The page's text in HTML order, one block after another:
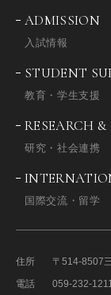
ADMISSION
入試情報
STUDENT
教育・学生支援
RESEARCH
研究・社会連携
国際交流・留学
住所 〒514-8507
電話
059-232-